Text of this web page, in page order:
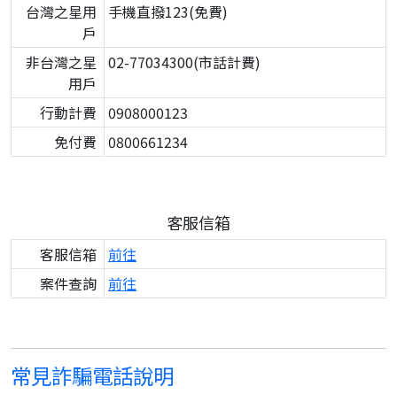
台灣之星用
戶
手機直撥123(免費)
非台灣之星
用戶
02-77034300(市話計費)
行動計費 0908000123
免付費 0800661234
客服信箱
客服信箱 前往
案件查詢 前往
常見詐騙電話說明